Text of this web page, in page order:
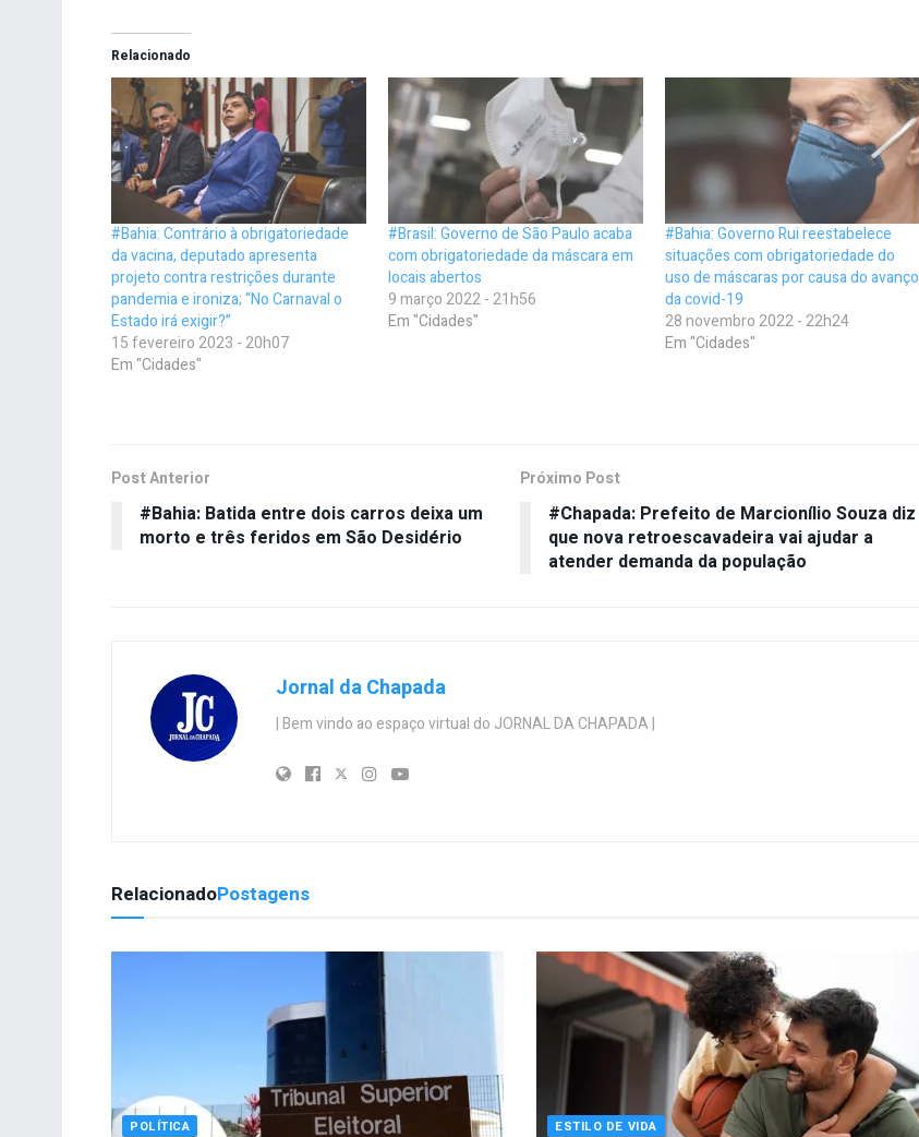
Relacionado
#Bahia: Contrário à obrigatoriedade
da vacina, deputado apresenta
projeto contra restrições durante
pandemia e ironiza; “No Carnaval o
Estado irá exigir?”
15 fevereiro 2023 - 20h07
Em "Cidades"
#Brasil: Governo de São Paulo acaba
com obrigatoriedade da máscara em
locais abertos
9 março 2022 - 21h56
Em "Cidades"
#Bahia: Governo Rui reestabelece
situações com obrigatoriedade do
uso de máscaras por causa do avanço
da covid-19
28 novembro 2022 - 22h24
Em "Cidades"
Post Anterior
#Bahia: Batida entre dois carros deixa um
morto e três feridos em São Desidério
Próximo Post
#Chapada: Prefeito de Marcionílio Souza diz
que nova retroescavadeira vai ajudar a
atender demanda da população
Jornal da Chapada
| Bem vindo ao espaço virtual do JORNAL DA CHAPADA |
RelacionadoPostagens
POLÍTICA ESTILO DE VIDA